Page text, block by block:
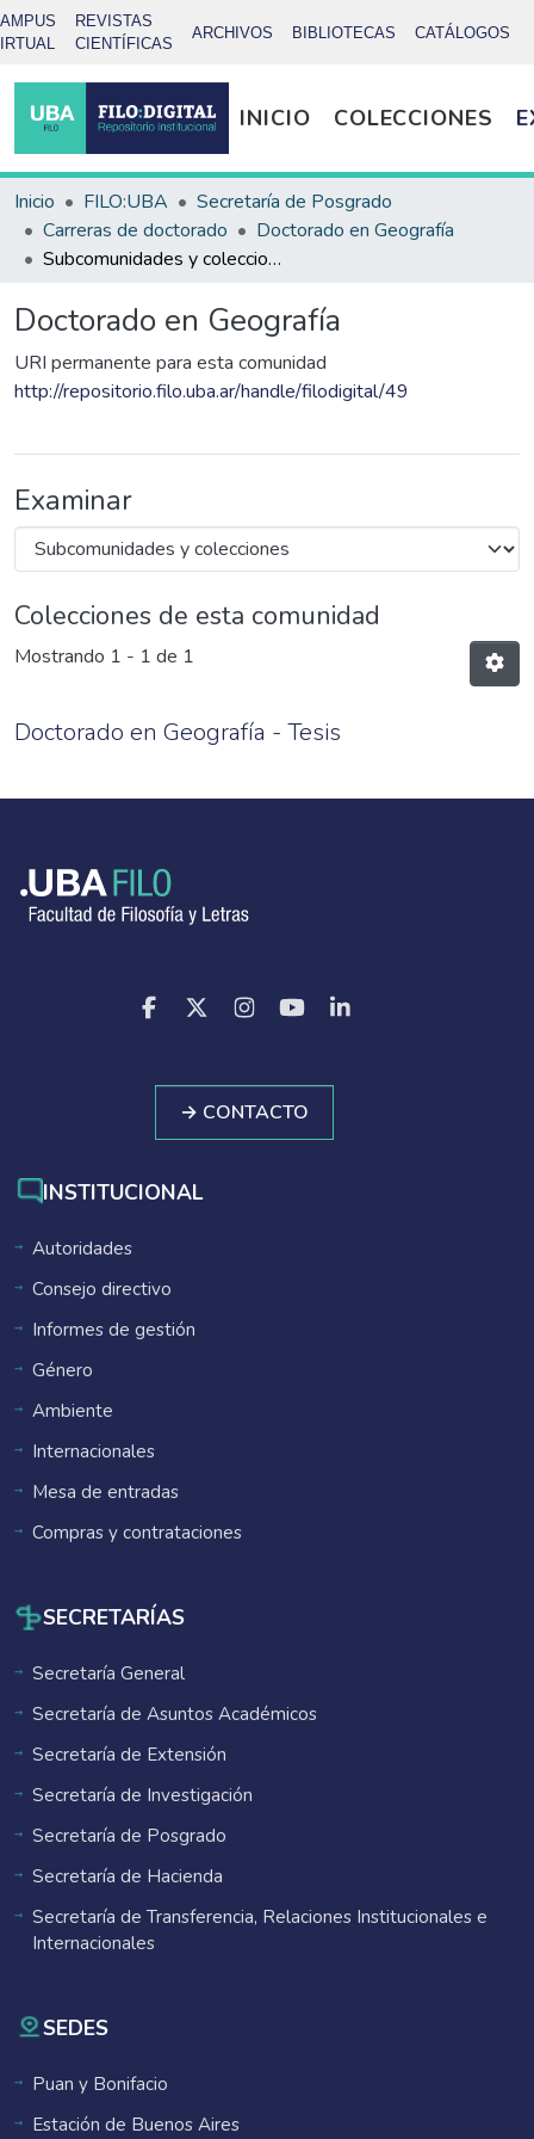
REVISTAS
CIENTÍFICAS
ARCHIVOS BIBLIOTECAS CATÁLOGOS
INICIO COLECCIONES
Inicio FILO:UBA
Secretaría de Posgrado
Carreras de doctorado
Doctorado en Geografía
Subcomunidades y colecciones
Doctorado en Geografía
URI permanente para esta comunidad
http://repositorio.filo.uba.ar/handle/filodigital/49
Examinar
Colecciones de esta comunidad
Mostrando 1 - 1 de 1
Doctorado en Geografía - Tesis
→ CONTACTO
INSTITUCIONAL
Autoridades
Consejo directivo
Informes de gestión
Género
Ambiente
Internacionales
Mesa de entradas
Compras y contrataciones
SECRETARÍAS
Secretaría General
Secretaría de Asuntos Académicos
Secretaría de Extensión
Secretaría de Investigación
Secretaría de Posgrado
Secretaría de Hacienda
Secretaría de Transferencia, Relaciones Institucionales e
Internacionales
SEDES
Puan y Bonifacio
Estación de Buenos Aires